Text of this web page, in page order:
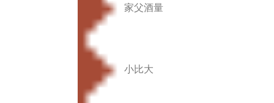
家父酒量
小比大